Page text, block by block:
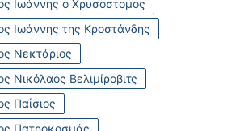
Ιωάννης ο Χρυσόστομος
Ιωάννης της Κροστάνδης
Νεκτάριος
Νικόλαος Βελιμίροβιτς
Παΐσιος